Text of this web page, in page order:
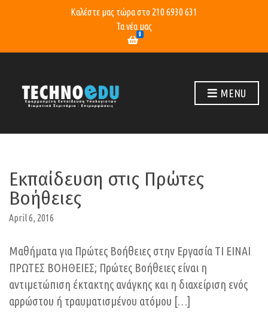
Καλέστε μας τώρα στο 210 6930 631
Τα νέα μας
0
MENU
Εκπαίδευση στις Πρώτες
Βοήθειες
April 6, 2016
Μαθήματα για Πρώτες Βοήθειες στην Εργασία ΤΙ ΕΙΝΑΙ
ΠΡΩΤΕΣ ΒΟΗΘΕΙΕΣ; Πρώτες Βοήθειες είναι η
αντιμετώπιση έκτακτης ανάγκης και η διαχείριση ενός
αρρώστου ή τραυματισμένου ατόμου […]